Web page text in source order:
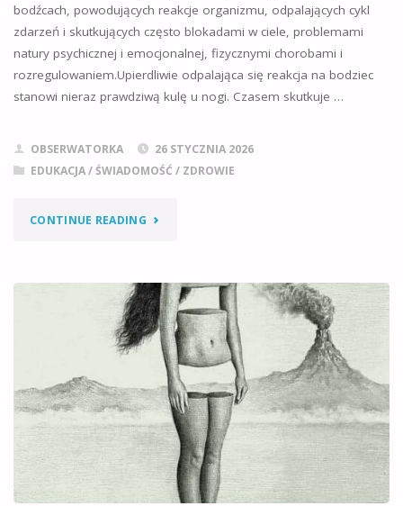
bodźcach, powodujących reakcje organizmu, odpalających cykl
zdarzeń i skutkujących często blokadami w ciele, problemami
natury psychicznej i emocjonalnej, fizycznymi chorobami i
rozregulowaniem.Upierdliwie odpalająca się reakcja na bodziec
stanowi nieraz prawdziwą kulę u nogi. Czasem skutkuje …
OBSERWATORKA
26 STYCZNIA 2026
EDUKACJA / ŚWIADOMOŚĆ / ZDROWIE
CONTINUE READING"BODZIEC
SZKODLIWY
SCHEMAT
JAK
SIĘ